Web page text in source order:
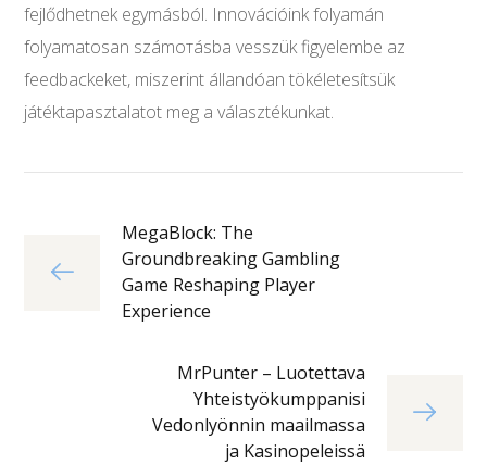
fejlődhetnek egymásból. Innovációink folyamán
folyamatosan számoтásba vesszük figyelembe az
feedbackeket, miszerint állandóan tökéletesítsük
játéktapasztalatot meg a választékunkat.
MegaBlock: The
Groundbreaking Gambling
Game Reshaping Player
Experience
MrPunter – Luotettava
Yhteistyökumppanisi
Vedonlyönnin maailmassa
ja Kasinopeleissä